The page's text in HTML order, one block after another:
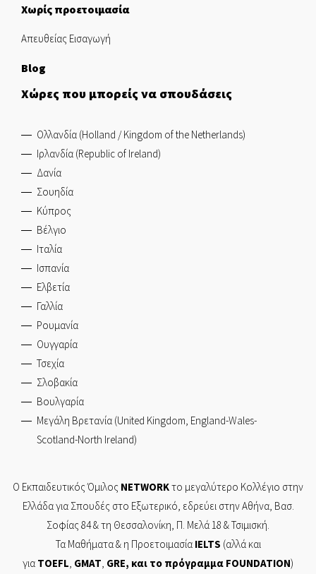
Χωρίς προετοιμασία
Απευθείας Εισαγωγή
Blog
Χώρες που μπορείς να σπουδάσεις
Ολλανδία (Holland / Kingdom of the Netherlands)
Ιρλανδία (Republic of Ireland)
Δανία
Σουηδία
Κύπρος
Βέλγιο
Ιταλία
Ισπανία
Ελβετία
Γαλλία
Ρουμανία
Ουγγαρία
Τσεχία
Σλοβακία
Βουλγαρία
Μεγάλη Βρετανία (United Kingdom, England-Wales-
Scotland-North Ireland)
Ο Εκπαιδευτικός Όμιλος NETWORKτο μεγαλύτερο Κολλέγιο στην
Ελλάδα για Σπουδές στο Εξωτερικό, εδρεύει στηνΑθήνα, Βασ.
Σοφίας 84& τη Θεσσαλονίκη, Π. Μελά 18 & Τσιμισκή.
Τα Mαθήματα & η Προετοιμασία IELTS (αλλά και
για TOEFL GMAT GRE, και το πρόγραμμα FOUNDATION)